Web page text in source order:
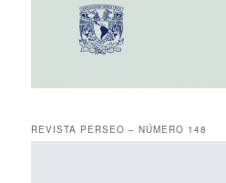
REVISTA PERSEO – NÚMERO 148